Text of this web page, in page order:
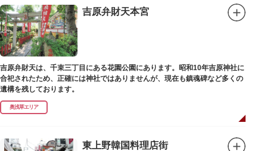
吉原弁財天本宮
吉原弁財天は、千束三丁目にある花園公園にあります。昭和10年吉原神社に
合祀されたため、正確には神社ではありませんが、現在も鎮魂碑など多くの
遺構を残しております。
奥浅草エリア
東上野韓国料理店街